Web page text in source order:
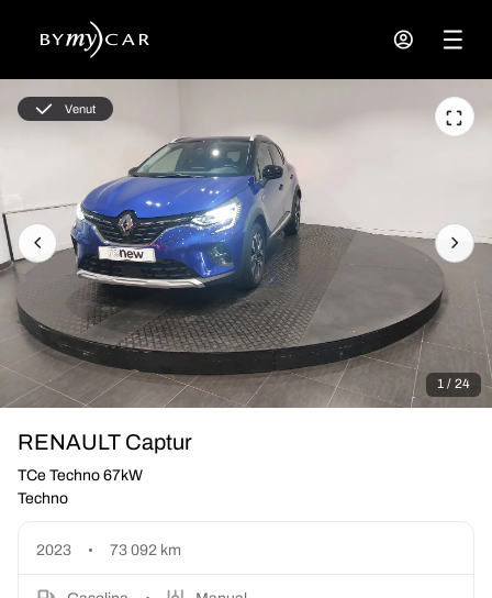
Venut
1 / 24
RENAULT Captur
TCe Techno 67kW
Techno
2023 73 092 km